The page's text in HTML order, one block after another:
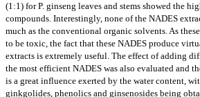
(1:1) for P. ginseng leaves and stems showed the
compounds. Interestingly, none of the NADES
much as the conventional organic solvents. As
to be toxic, the fact that these NADES produce
extracts is extremely useful. The effect of adding
the most efficient NADES was also evaluated and
is a great influence exerted by the water content,
ginkgolides, phenolics and ginsenosides being